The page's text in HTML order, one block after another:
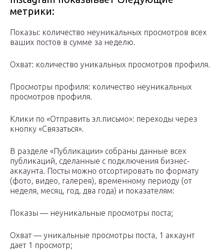
метрики:
Показы: количество неуникальных просмотров всех
ваших постов в сумме за неделю.
Охват: количество уникальных просмотров профиля.
Просмотры профиля: количество неуникальных
просмотров профиля.
Клики по «Отправить эл.письмо»: переходы через
кнопку «Связаться».
В разделе «Публикации» собраны данные всех
публикаций, сделанные с подключения бизнес-
аккаунта. Посты можно отсортировать по формату
(фото, видео, галерея), временному периоду (от
неделя, месяц, год, два года) и показателям:
Показы — неуникальные просмотры поста;
Охват — уникальные просмотры поста, 1 аккаунт
дает 1 просмотр;